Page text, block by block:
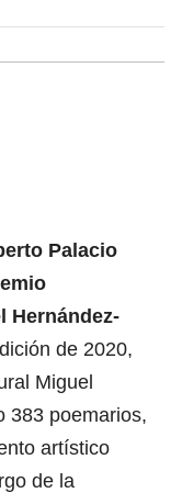
Palacio
Hernández-
de 2020,
Miguel
383 poemarios,
artístico
de la